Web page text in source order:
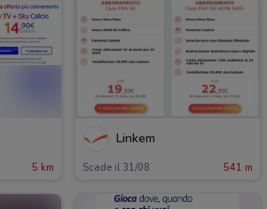
5 km
Linkem
Scade il 31/08 541 m